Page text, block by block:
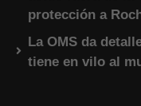
protección a
La OMS da
tiene en vilo al